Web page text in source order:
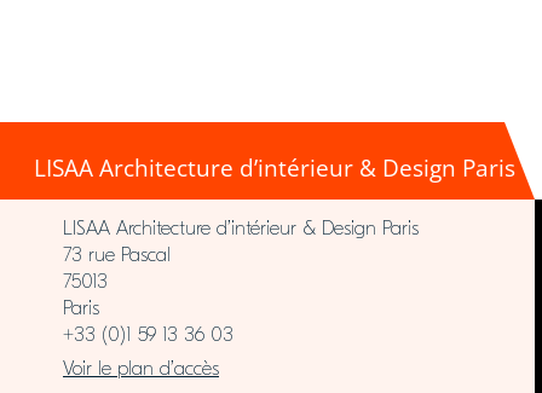
LISAA Architecture d’intérieur & Design Paris
LISAA Architecture d’intérieur & Design Paris
73 rue Pascal
75013
Paris
+33 (0)1 59 13 36 03
Voir le plan d’accès